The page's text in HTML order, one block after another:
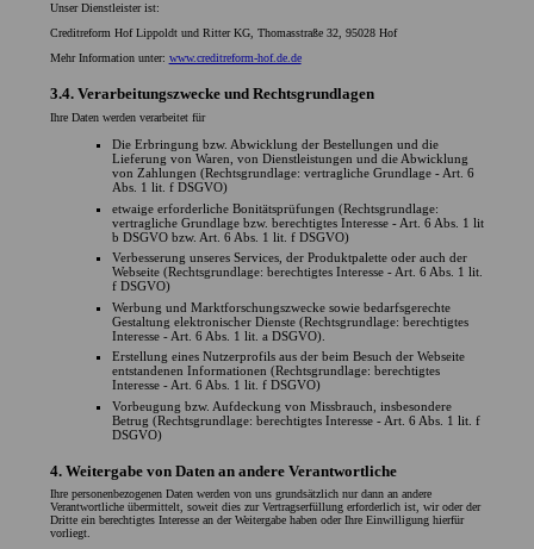
Unser Dienstleister ist:
Creditreform Hof Lippoldt und Ritter KG, Thomasstraße 32, 95028 Hof
Mehr Information unter: www.creditreform-hof.de.de
3.4. Verarbeitungszwecke und Rechtsgrundlagen
Ihre Daten werden verarbeitet für
Die Erbringung bzw. Abwicklung der Bestellungen und die
Lieferung von Waren, von Dienstleistungen und die Abwicklung
von Zahlungen (Rechtsgrundlage: vertragliche Grundlage - Art. 6
Abs. 1 lit. f DSGVO)
etwaige erforderliche Bonitätsprüfungen (Rechtsgrundlage:
vertragliche Grundlage bzw. berechtigtes Interesse - Art. 6 Abs. 1 lit
b DSGVO bzw. Art. 6 Abs. 1 lit. f DSGVO)
Verbesserung unseres Services, der Produktpalette oder auch der
Webseite (Rechtsgrundlage: berechtigtes Interesse - Art. 6 Abs. 1 lit.
f DSGVO)
Werbung und Marktforschungszwecke sowie bedarfsgerechte
Gestaltung elektronischer Dienste (Rechtsgrundlage: berechtigtes
Interesse - Art. 6 Abs. 1 lit. a DSGVO).
Erstellung eines Nutzerprofils aus der beim Besuch der Webseite
entstandenen Informationen (Rechtsgrundlage: berechtigtes
Interesse - Art. 6 Abs. 1 lit. f DSGVO)
Vorbeugung bzw. Aufdeckung von Missbrauch, insbesondere
Betrug (Rechtsgrundlage: berechtigtes Interesse - Art. 6 Abs. 1 lit. f
DSGVO)
4. Weitergabe von Daten an andere Verantwortliche
Ihre personenbezogenen Daten werden von uns grundsätzlich nur dann an andere
Verantwortliche übermittelt, soweit dies zur Vertragserfüllung erforderlich ist, wir oder der
Dritte ein berechtigtes Interesse an der Weitergabe haben oder Ihre Einwilligung hierfür
vorliegt.